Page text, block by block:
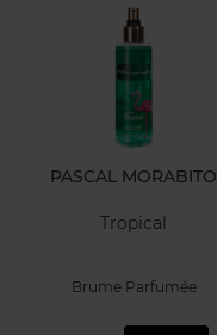
PASCAL MORABITO
Tropical
Brume Parfumée